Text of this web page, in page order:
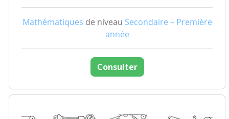
Mathématiques de niveau Secondaire – Première
année
Consulter